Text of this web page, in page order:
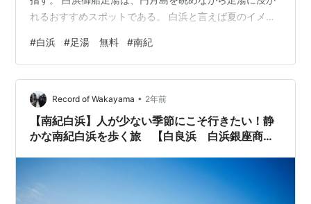
れるおすすめスポットである。 白浜と言えば夏のイメー
事は下記から。 wakayama-guidance.com 柳橋商店会の
前にJAPAN WALLを探そう 柳橋商店会に入る前に、前回
に紹介した『JAPAN WALL』があるので、まずはそちら
を見ていきたい。 JAPAN WALLとは ハワイ発のストリー
トアートプロジェクト『WORLDWIDE…
#白浜 #足湯 無料 #南紀
Record of Wakayama • 2年前
【南紀白浜】人が少ない季節にこそ行きたい！静
かな南紀白浜を歩く旅 【白良浜 白浜銀座商店